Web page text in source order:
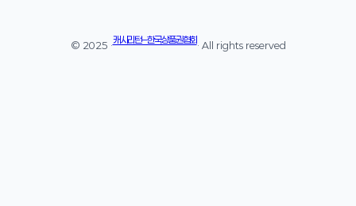
© 2025 ·
캐시리턴 – 한국상품권협회
· All rights reserved